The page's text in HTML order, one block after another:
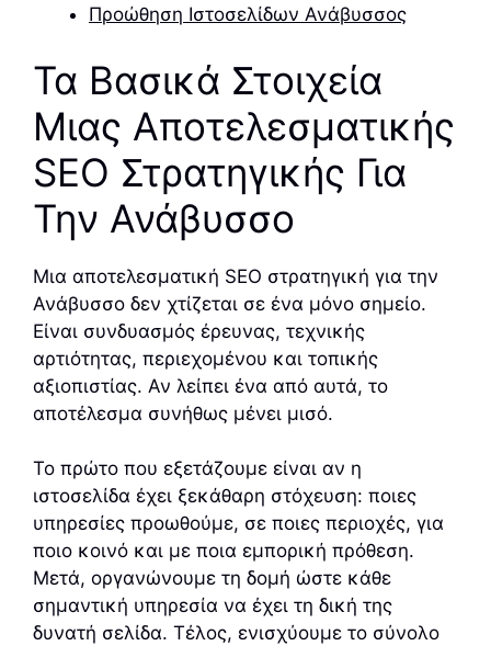
Προώθηση Ιστοσελίδων Ανάβυσσος
Τα Βασικά Στοιχεία
Μιας Αποτελεσματικής
SEO Στρατηγικής Για
Την Ανάβυσσο
Μια αποτελεσματική SEO στρατηγική για την
Ανάβυσσο δεν χτίζεται σε ένα μόνο σημείο.
Είναι συνδυασμός έρευνας, τεχνικής
αρτιότητας, περιεχομένου και τοπικής
αξιοπιστίας. Αν λείπει ένα από αυτά, το
αποτέλεσμα συνήθως μένει μισό.
Το πρώτο που εξετάζουμε είναι αν η
ιστοσελίδα έχει ξεκάθαρη στόχευση: ποιες
υπηρεσίες προωθούμε, σε ποιες περιοχές, για
ποιο κοινό και με ποια εμπορική πρόθεση.
Μετά, οργανώνουμε τη δομή ώστε κάθε
σημαντική υπηρεσία να έχει τη δική της
δυνατή σελίδα. Τέλος, ενισχύουμε το σύνολο